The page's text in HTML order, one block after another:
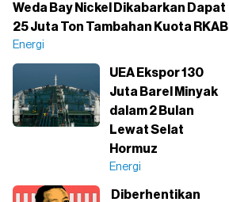
Weda Bay Nickel Dikabarkan Dapat
25 Juta Ton Tambahan Kuota RKAB
Energi
UEA Ekspor 130
Juta Barel Minyak
dalam 2 Bulan
Lewat Selat
Hormuz
Energi
Diberhentikan